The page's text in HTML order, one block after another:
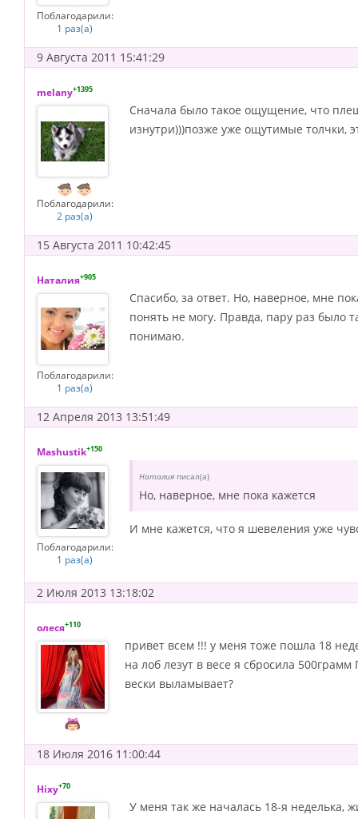
Поблагодарили:
1 раз(а)
9 Августа 2011 15:41:29
melany+1395
Поблагодарили:
2 раз(а)
Сначала было такое ощущение, что
изнутри)))позже уже ощутимые толчки,
15 Августа 2011 10:42:45
Наталия+905
Поблагодарили:
1 раз(а)
Спасибо, за ответ. Но, наверное, мне
понять не могу. Правда, пару раз было
понимаю.
12 Апреля 2013 13:51:49
Mashustik+150
Поблагодарили:
1 раз(а)
Наталия писал(а)
Но, наверное, мне пока кажется
И мне кажется, что я шевеления уже
2 Июля 2013 13:18:02
олеся+110
привет всем !!! у меня тоже пошла 18
на лоб лезут в весе я сбросила
вески выламывает?
18 Июля 2016 11:00:44
Hixy+70
У меня так же началась 18-я неделька,